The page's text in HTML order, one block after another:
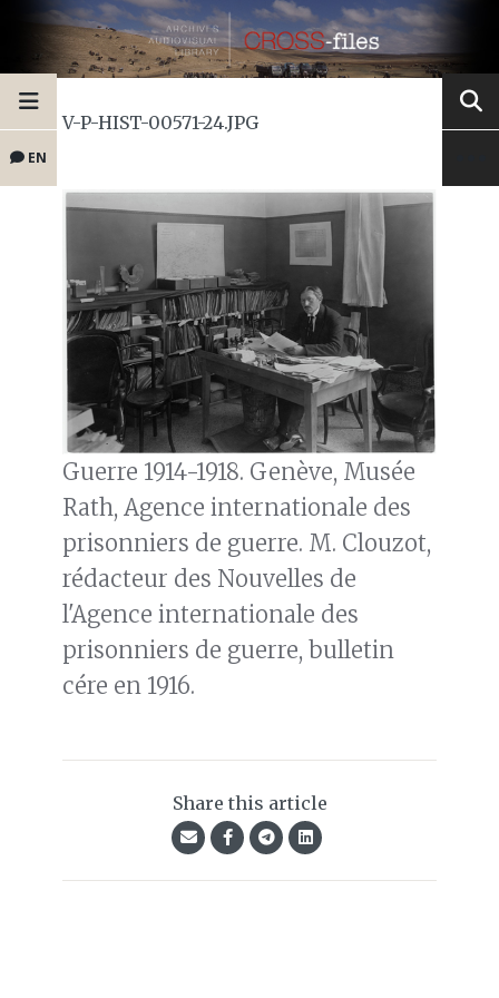
EN
V-P-HIST-00571-24.JPG
Guerre 1914-1918. Genève, Musée
Rath, Agence internationale des
prisonniers de guerre. M. Clouzot,
rédacteur des Nouvelles de
l'Agence internationale des
prisonniers de guerre, bulletin
cére en 1916.
Share this article